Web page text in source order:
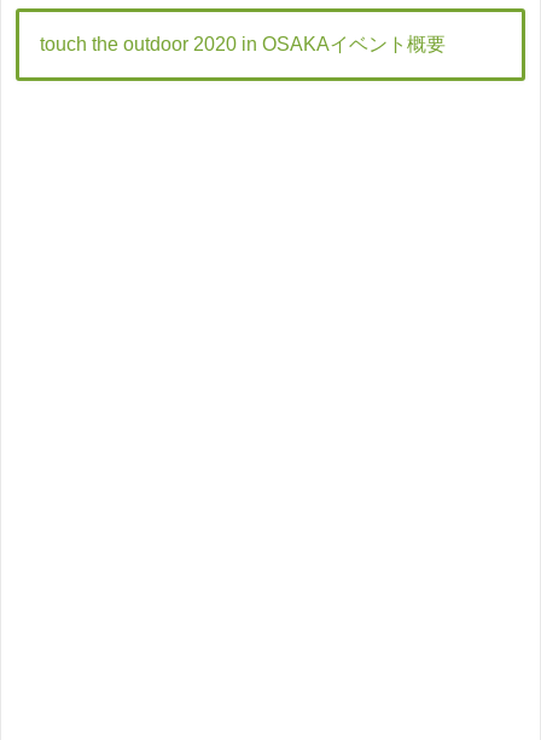
touch the outdoor 2020 in OSAKAイベント概要